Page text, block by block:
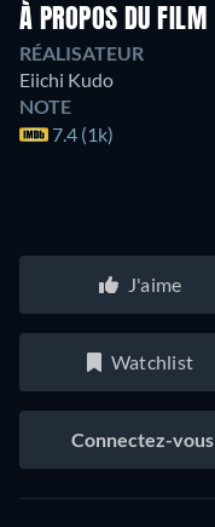
À PROPOS DU FILM
RÉALISATEUR
Eiichi Kudo
NOTE
7.4 (1k)
J'aime
Watchlist
Connectez-vous